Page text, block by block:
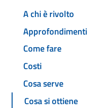
A chi è rivolto
Approfondimenti
Come fare
Costi
Cosa serve
Cosa si ottiene